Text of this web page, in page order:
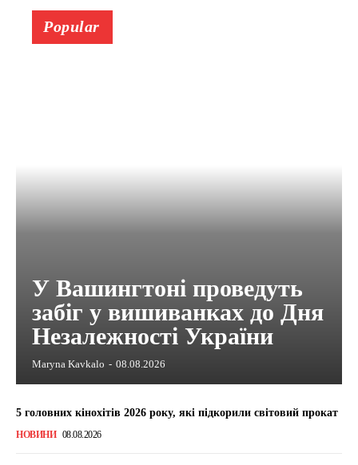
Popular
У Вашингтоні проведуть
забіг у вишиванках до Дня
Незалежності України
Maryna Kavkalo - 08.08.2026
5 головних кінохітів 2026 року, які підкорили світовий прокат
НОВИНИ 08.08.2026